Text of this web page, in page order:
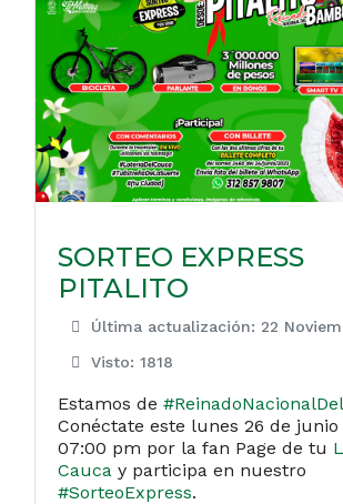
SORTEO EXPRESS
PITALITO
Última actualización: 22
Visto: 1818
Estamos de
Conéctate este lunes 26 de junio
07:00 pm por la fan Page de tu
Cauca y participa en nuestro
#SorteoExpress.